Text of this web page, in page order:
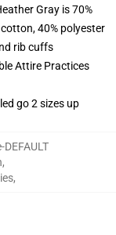
Gray is 70%
40% polyester
rib cuffs
Attire Practices
go 2 sizes up
,
,